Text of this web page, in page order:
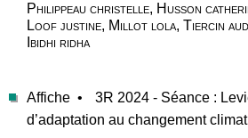
Philippeau christelle, Husson
Loof justine, Millot lola, Tiercin
Ibidhi ridha
Affiche •
3R 2024 - Séance :
d’adaptation au changement